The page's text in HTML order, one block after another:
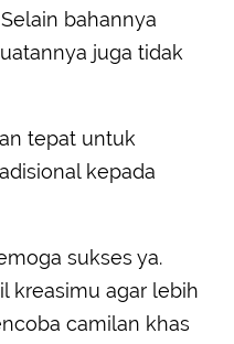
bahannya
juga tidak
tepat untuk
kepada
sukses ya.
kreasimu agar lebih
camilan khas